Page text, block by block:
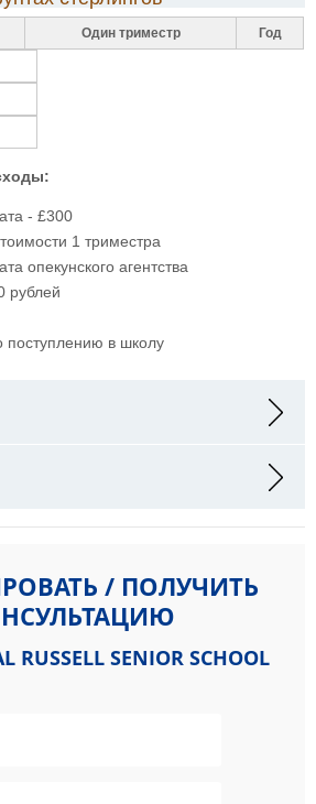
Один триместр Год
- £300
1 триместра
опекунского агентства
рублей
поступлению в школу
/ ПОЛУЧИТЬ
SENIOR SCHOOL